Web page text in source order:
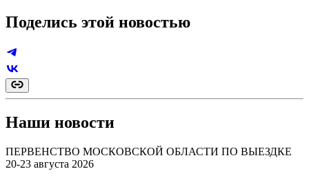
Поделись этой новостью
Наши новости
ПЕРВЕНСТВО МОСКОВСКОЙ ОБЛАСТИ ПО ВЫЕЗДКЕ
20-23 августа 2026